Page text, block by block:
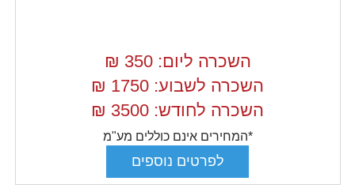
השכרה ליום: 350
₪
השכרה לשבוע: 1750
₪
השכרה לחודש: 3500
₪
*המחירים אינם כוללים מע"מ